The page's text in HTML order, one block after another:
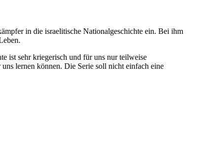
in die israelitische Nationalgeschichte ein. Bei ihm
ist sehr kriegerisch und für uns nur teilweise
lernen können. Die Serie soll nicht einfach eine